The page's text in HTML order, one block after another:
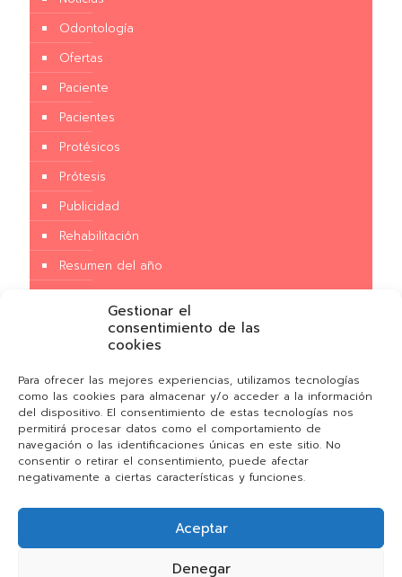
Gestionar el
consentimiento de las
cookies
Para ofrecer las mejores experiencias, utilizamos tecnologías
como las cookies para almacenar y/o acceder a la información
del dispositivo. El consentimiento de estas tecnologías nos
permitirá procesar datos como el comportamiento de
navegación o las identificaciones únicas en este sitio. No
consentir o retirar el consentimiento, puede afectar
negativamente a ciertas características y funciones.
Aceptar
Denegar
Odontología
Ofertas
Paciente
Pacientes
Protésicos
Prótesis
Publicidad
Rehabilitación
Resumen del año
Salud
Sin categoría
Tecnología
Terapia
Tratamiento
Traumatismos
Universidad